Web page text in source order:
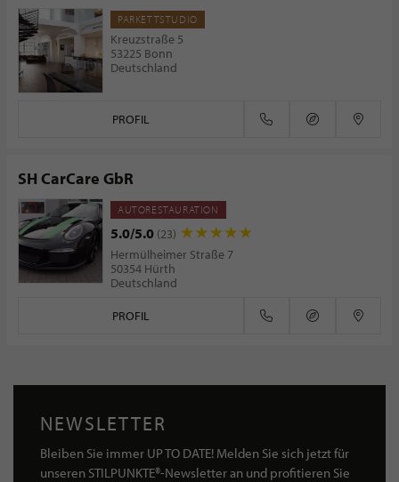
PARKETTSTUDIO
Kreuzstraße 5
53225 Bonn
Deutschland
PROFIL
SH CarCare GbR
AUTORESTAURATION
5.0/5.0 (23)
Hermülheimer Straße 7
50354 Hürth
Deutschland
PROFIL
NEWSLETTER
Bleiben Sie immer UP TO DATE! Melden Sie sich jetzt für
unseren STILPUNKTE®-Newsletter an und profitieren Sie